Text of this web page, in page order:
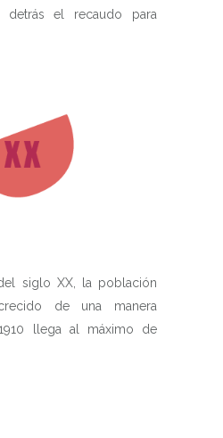
detrás el recaudo para
siglo XX, la población
de una manera
llega al máximo de